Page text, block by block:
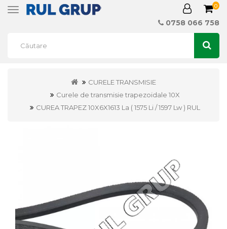
Toggle
0
0758 066 758
CURELE TRANSMISIE
Curele de transmisie trapezoidale 10X
CUREA TRAPEZ 10X6X1613 La ( 1575 Li / 1597 Lw ) RUL